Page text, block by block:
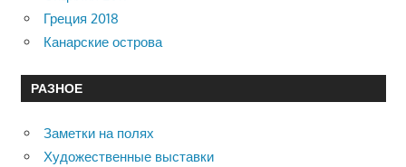
Греция 2018
Канарские острова
РАЗНОЕ
Заметки на полях
Художественные выставки